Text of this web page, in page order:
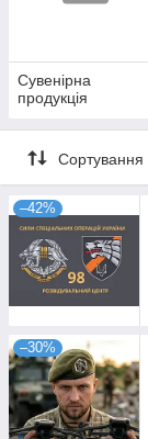
Сувенірна
продукція
Сортування
–42%
–30%